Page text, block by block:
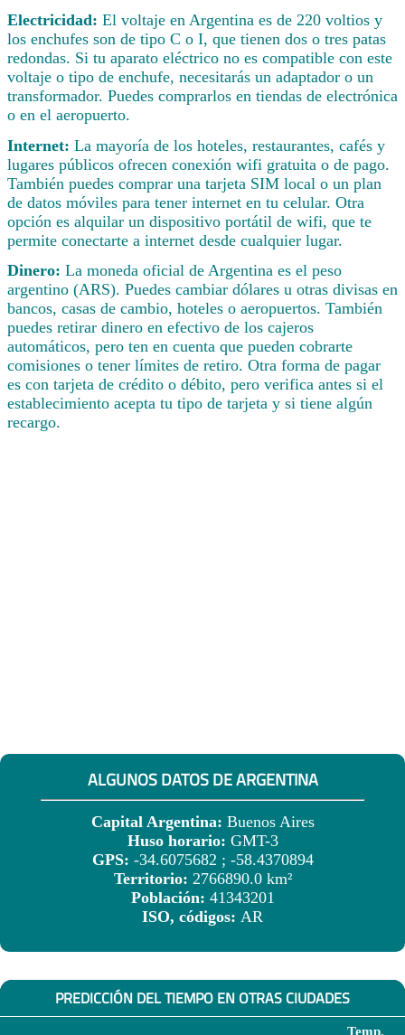
Electricidad: El voltaje en Argentina es de 220 voltios y
los enchufes son de tipo C o I, que tienen dos o tres patas
redondas. Si tu aparato eléctrico no es compatible con este
voltaje o tipo de enchufe, necesitarás un adaptador o un
transformador. Puedes comprarlos en tiendas de electrónica
o en el aeropuerto.
Internet: La mayoría de los hoteles, restaurantes, cafés y
lugares públicos ofrecen conexión wifi gratuita o de pago.
También puedes comprar una tarjeta SIM local o un plan
de datos móviles para tener internet en tu celular. Otra
opción es alquilar un dispositivo portátil de wifi, que te
permite conectarte a internet desde cualquier lugar.
Dinero: La moneda oficial de Argentina es el peso
argentino (ARS). Puedes cambiar dólares u otras divisas en
bancos, casas de cambio, hoteles o aeropuertos. También
puedes retirar dinero en efectivo de los cajeros
automáticos, pero ten en cuenta que pueden cobrarte
comisiones o tener límites de retiro. Otra forma de pagar
es con tarjeta de crédito o débito, pero verifica antes si el
establecimiento acepta tu tipo de tarjeta y si tiene algún
recargo.
ALGUNOS DATOS DE ARGENTINA
Capital Argentina: Buenos Aires
Huso horario: GMT-3
GPS: -34.6075682 ; -58.4370894
Territorio: 2766890.0 km²
Población: 41343201
ISO, códigos: AR
PREDICCIÓN DEL TIEMPO EN OTRAS CIUDADES
Temp.